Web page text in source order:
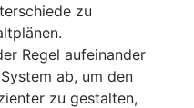
zu
Regel aufeinander
ab, um den
zu gestalten,